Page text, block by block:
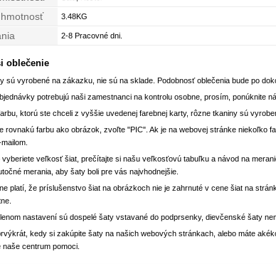
3.48KG
2-8 Pracovné dni.
oblečenie
sú vyrobené na zákazku, nie sú na sklade. Podobnosť oblečenia bude po
potrebujú naši zamestnanci na kontrolu osobne, prosím, ponúknite
ktorú ste chceli z vyššie uvedenej farebnej karty, rôzne tkaniny sú
rovnakú farbu ako obrázok, zvoľte "PIC". Ak je na webovej stránke niekoľko
vyberiete veľkosť šiat, prečítajte si našu veľkosťovú tabuľku a návod na
merania, aby šaty boli pre vás najvhodnejšie.
platí, že príslušenstvo šiat na obrázkoch nie je zahrnuté v cene šiat na
nastavení sú dospelé šaty vstavané do podprsenky, dievčenské šaty
kedy si zakúpite šaty na našich webových stránkach, alebo máte
centrum pomoci.